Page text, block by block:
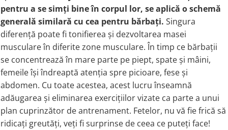
pentru a se simți bine în corpul lor, se aplică o schemă
generală similară cu cea pentru bărbați. Singura
diferență poate fi tonifierea și dezvoltarea masei
musculare în diferite zone musculare. În timp ce bărbații
se concentrează în mare parte pe piept, spate și mâini,
femeile își îndreaptă atenția spre picioare, fese și
abdomen. Cu toate acestea, acest lucru înseamnă
adăugarea și eliminarea exercițiilor vizate ca parte a unui
plan cuprinzător de antrenament. Fetelor, nu vă fie frică să
ridicați greutăți, veți fi surprinse de ceea ce puteți face!